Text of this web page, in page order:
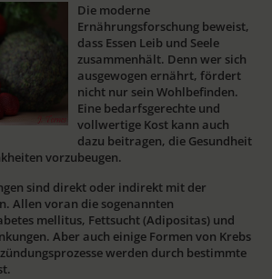
Die moderne
Ernährungsforschung beweist,
dass Essen Leib und Seele
zusammenhält. Denn wer sich
ausgewogen ernährt, fördert
nicht nur sein Wohlbefinden.
Eine bedarfsgerechte und
vollwertige Kost kann auch
dazu beitragen, die Gesundheit
vorzubeugen.
sind direkt oder indirekt mit der
Allen voran die sogenannten
mellitus, Fettsucht (Adipositas) und
Aber auch einige Formen von Krebs
werden durch bestimmte